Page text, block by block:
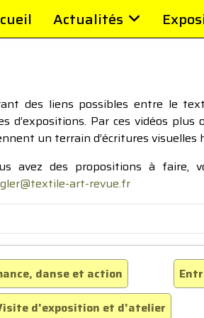
Actualités
des liens possibles entre le
Par ces vidéos
un terrain d’écritures visuelles
avez des propositions à faire,
art-revue.fr
danse et action
d'exposition et d'atelier